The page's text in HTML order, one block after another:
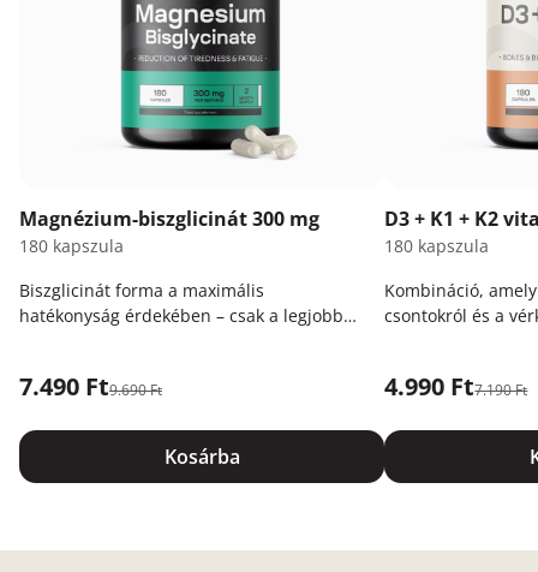
Magnézium-biszglicinát 300 mg
180 kapszula
Biszglicinát forma a maximális
hatékonyság érdekében – csak a legjobb
7.490 Ft9.690 Ft
Kosárba
D3 + K1 + K2
180 kapszula
Kombináció,
csontokról és a
4.990 Ft7.190 Ft